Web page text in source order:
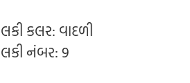
લકી કલર: વાદળી
લકી નંબર: 9